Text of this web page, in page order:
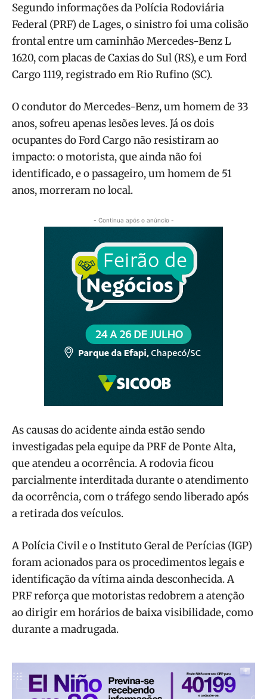
Segundo informações da Polícia Rodoviária
Federal (PRF) de Lages, o sinistro foi uma colisão
frontal entre um caminhão Mercedes-Benz L
1620, com placas de Caxias do Sul (RS), e um Ford
Cargo 1119, registrado em Rio Rufino (SC).
O condutor do Mercedes-Benz, um homem de 33
anos, sofreu apenas lesões leves. Já os dois
ocupantes do Ford Cargo não resistiram ao
impacto: o motorista, que ainda não foi
identificado, e o passageiro, um homem de 51
anos, morreram no local.
- Continua após o anúncio -
As causas do acidente ainda estão sendo
investigadas pela equipe da PRF de Ponte Alta,
que atendeu a ocorrência. A rodovia ficou
parcialmente interditada durante o atendimento
da ocorrência, com o tráfego sendo liberado após
a retirada dos veículos.
A Polícia Civil e o Instituto Geral de Perícias (IGP)
foram acionados para os procedimentos legais e
identificação da vítima ainda desconhecida. A
PRF reforça que motoristas redobrem a atenção
ao dirigir em horários de baixa visibilidade, como
durante a madrugada.